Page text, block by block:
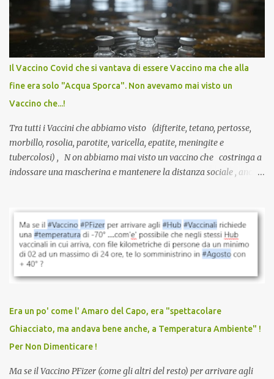
anti-Covid, un pro-farmaco, con autorizzazione condizionata,
sviluppato in tempi record, con tecnologie mai utilizzate prima su
larga scala, ancora oggetto di studio e di discussione
internazionale serve solo una firma. La tua. Lo si somministra
anche a persone sane, giovani, senza fattori di rischio, spesso già
serve una prescrizione. Non c’è diagnosi. Non c’è presa in carico.
L’unico atto richiesto è una fi...
Il Vaccino Covid che si vantava di essere Vaccino ma che alla
fine era solo "Acqua Sporca". Non avevamo mai visto un
Vaccino che...!
Tra tutti i Vaccini che abbiamo visto (difterite, tetano, pertosse,
morbillo, rosolia, parotite, varicella, epatite, meningite e
tubercolosi) , N on abbiamo mai visto un vaccino che costringa a
indossare una mascherina e mantenere la distanza sociale , anche
sconti, incentivi per vaccinarsi. Non avevamo mai visto
discriminazioni per coloro che non l’hanno fatto. Se non sei stato
vaccinato, nessuno aveva prima cercato di farti sentire una
persona cattiva. Non avevamo mai visto un vaccino che minacci le
vaccino usato per minacciare i mezzi di sussistenza, il lavoro o la
scuola. Non avevamo mai visto un vaccino che permettesse a un
dodicenne di ignorare il consenso dei genitori. Dopo tutti i vaccini
che abbiamo elencato sopra...
Era un po' come l' Amaro del Capo, era "spettacolare
Ghiacciato, ma andava bene anche, a Temperatura Ambiente" !
Per Non Dimenticare !
Ma se il Vaccino PFizer (come gli altri del resto) per arrivare agli